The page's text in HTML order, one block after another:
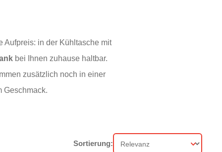
Aufpreis: in der Kühltasche mit
bei Ihnen zuhause haltbar.
zusätzlich noch in einer
Geschmack.
Sortierung:
Sortierung